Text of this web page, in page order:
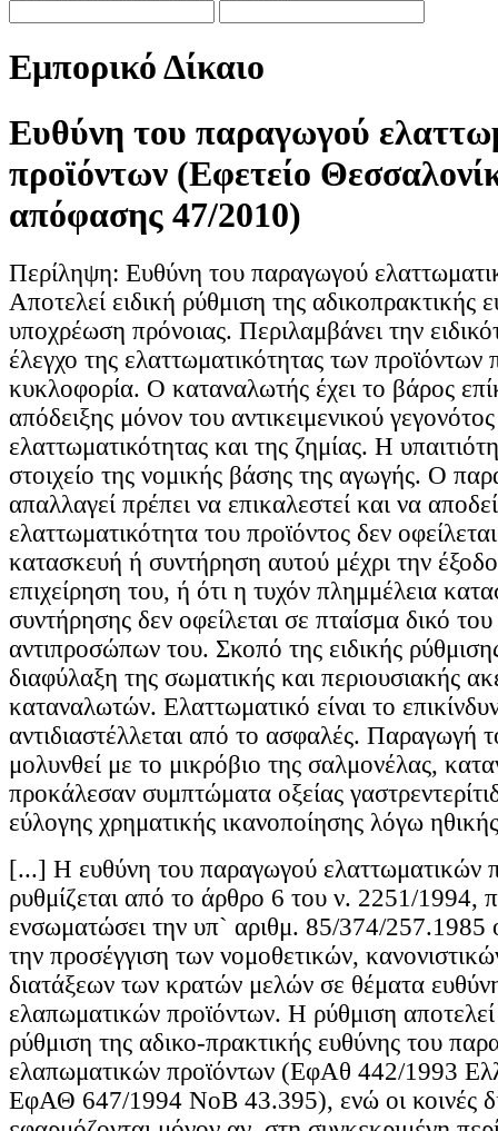
Εμπορικό Δίκαιο
Ευθύνη του παραγωγού
προϊόντων (Εφετείο
απόφασης 47/2010)
Περίληψη: Ευθύνη του παραγωγού
Αποτελεί ειδική ρύθμιση της αδικοπρακτικής
υποχρέωση πρόνοιας. Περιλαμβάνει την
έλεγχο της ελαττωματικότητας των προϊόντων
κυκλοφορία. Ο καταναλωτής έχει το βάρος
απόδειξης μόνον του αντικειμενικού
ελαττωματικότητας και της ζημίας. Η
στοιχείο της νομικής βάσης της αγωγής. Ο
απαλλαγεί πρέπει να επικαλεστεί και να
ελαττωματικότητα του προϊόντος δεν
κατασκευή ή συντήρηση αυτού μέχρι την
επιχείρηση του, ή ότι η τυχόν πλημμέλεια
συντήρησης δεν οφείλεται σε πταίσμα δικό
αντιπροσώπων του. Σκοπό της ειδικής
διαφύλαξη της σωματικής και περιουσιακής
καταναλωτών. Ελαττωματικό είναι το
αντιδιαστέλλεται από το ασφαλές. Παραγωγή
μολυνθεί με το μικρόβιο της σαλμονέλας,
προκάλεσαν συμπτώματα οξείας
εύλογης χρηματικής ικανοποίησης λόγω
[...] Η ευθύνη του παραγωγού ελαττωματικών
ρυθμίζεται από το άρθρο 6 του ν. 2251/1994,
ενσωματώσει την υπ` αριθμ. 85/374/257.1985
την προσέγγιση των νομοθετικών,
διατάξεων των κρατών μελών σε θέματα
ελαπωματικών προϊόντων. Η ρύθμιση αποτελεί
ρύθμιση της αδικο-πρακτικής ευθύνης του
ελαπωματικών προϊόντων (ΕφΑθ 442/1993
ΕφΑΘ 647/1994 ΝοΒ 43.395), ενώ οι κοινές